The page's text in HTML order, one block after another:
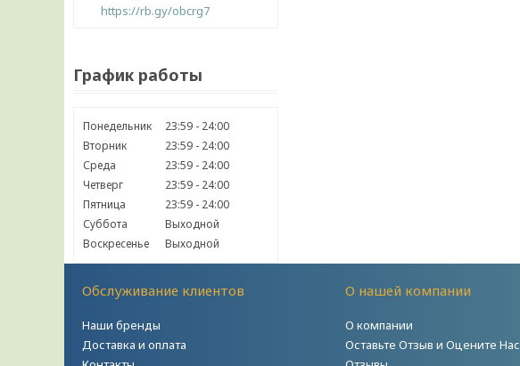
https://rb.gy/obcrg7
График работы
Понедельник 23:59
24:00
Вторник
23:59
24:00
Среда
23:59
24:00
Четверг
23:59
24:00
Пятница
23:59
24:00
Суббота
Выходной
Воскресенье
Выходной
Обслуживание клиентов
Наши бренды
Доставка и оплата
О нашей компании
О компании
Оставьте Отзыв и Оцените Нас